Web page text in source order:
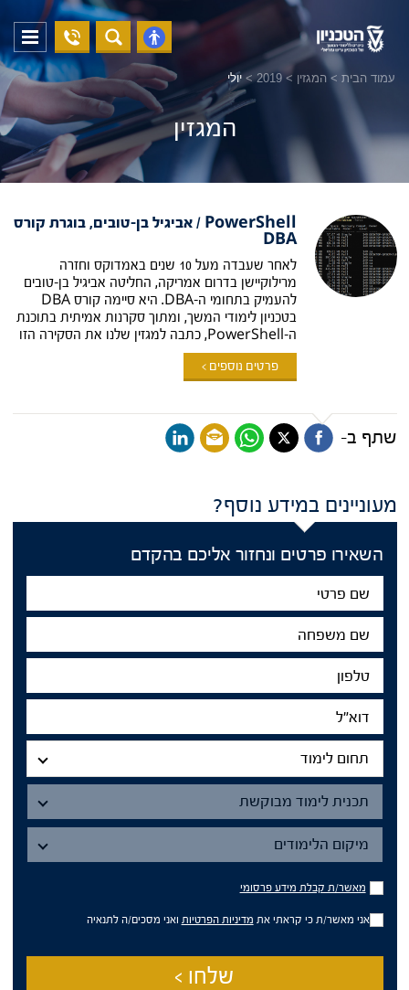
פתח
נגישות
04-
8294228
פתח
תפריט
עמוד הבית > המגזין >
2019
> יולי
המגזין
PowerShell / אביגיל בן-טובים, בוגרת קורס
DBA
לאחר שעבדה מעל 10 שנים באמדוקס וחזרה
מרילוקיישן בדרום אמריקה, החליטה אביגיל בן-טובים
להעמיק בתחומי ה-DBA. היא סיימה קורס DBA
בטכניון לימודי המשך, ומתוך סקרנות אמיתית בתוכנת
ה-PowerShell, כתבה למגזין שלנו את הסקירה הזו
פרטים נוספים >
שתף ב-
מעוניינים במידע נוסף?
השאירו פרטים ונחזור אליכם בהקדם
שם
פרטי
שם
משפחה
טלפון
דוא"ל
תחום
לימוד
תחום לימוד
תכנית
תכנית לימוד מבוקשת
מיקום
הלימודים
מיקום הלימודים
מאשר/ת
קבלת
מידע
פרסומי
מאשר/ת קבלת מידע פרסומי
אני מאשר/ת כי קראתי את מדיניות הפרטיות ואני מסכים/ה לתנאיה
שלחו >